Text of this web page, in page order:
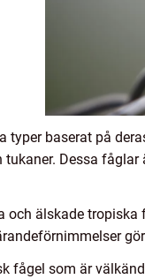
baserat på
tukaner. Dessa
och älskade
fågel som är